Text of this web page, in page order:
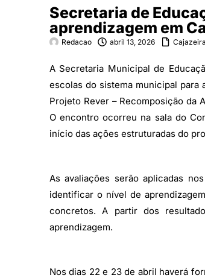
Secretaria de
aprendizagem em
Redacao abril 13, 2026
A Secretaria Municipal de
escolas do sistema municipal para
Projeto Rever – Recomposição da
O encontro ocorreu na sala do
início das ações estruturadas do
As avaliações serão aplicadas
identificar o nível de
concretos. A partir dos
aprendizagem.
Nos dias 22 e 23 de abril haverá